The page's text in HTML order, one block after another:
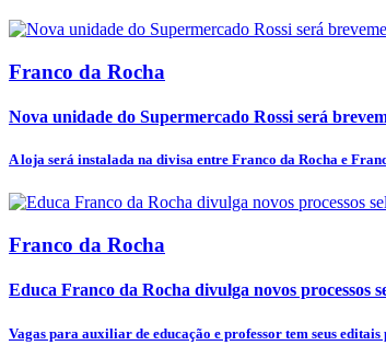
Franco da Rocha
Nova unidade do Supermercado Rossi será
A loja será instalada na divisa entre Franco da Rocha e
Franco da Rocha
Educa Franco da Rocha divulga novos processos
Vagas para auxiliar de educação e professor tem seus editais